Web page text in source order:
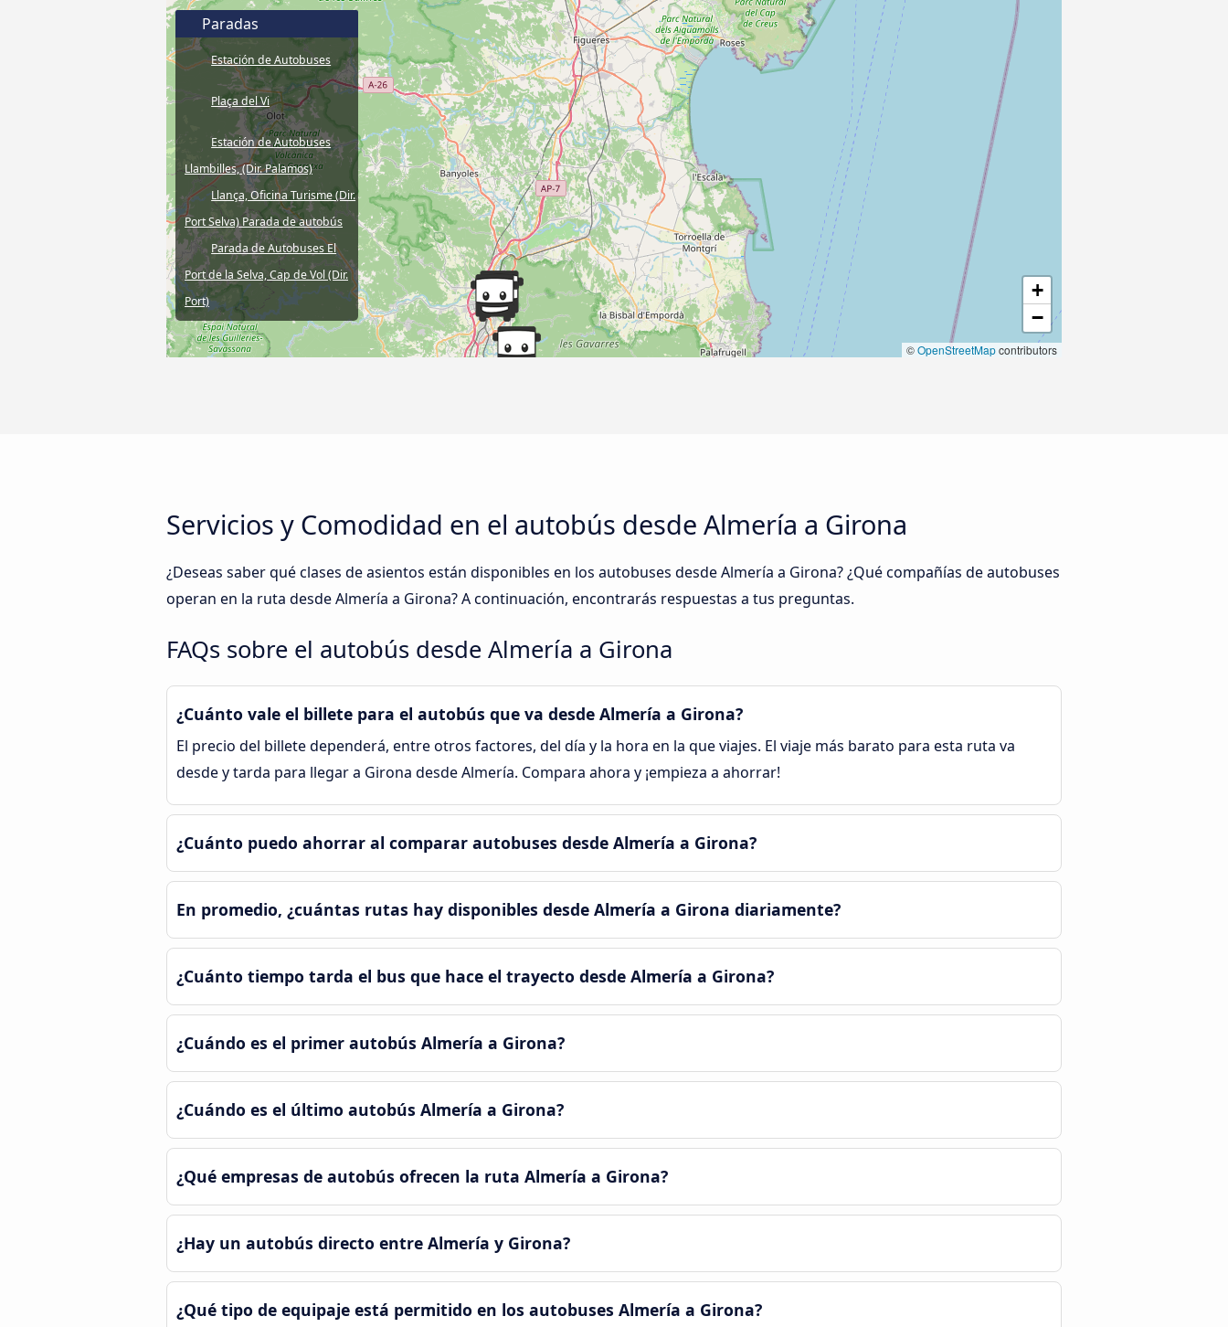
+
−
©OpenStreetMapcontributors
Paradas
Estación de Autobuses
Plaça del Vi
Estación de Autobuses
Llambilles, (Dir. Palamos)
Llança, Oficina Turisme (Dir.
Port Selva) Parada de autobús
Parada de Autobuses El
Port de la Selva, Cap de Vol (Dir.
Port)
Servicios y Comodidad en el autobús desde Almería a Girona
¿Deseas saber qué clases de asientos están disponibles en los autobuses desde Almería a Girona? ¿Qué compañías de autobuses
operan en la ruta desde Almería a Girona? A continuación, encontrarás respuestas a tus preguntas.
FAQs sobre el autobús desde Almería a Girona
¿Cuánto vale el billete para el autobús que va desde Almería a Girona?
El precio del billete dependerá, entre otros factores, del día y la hora en la que viajes. El viaje más barato para esta ruta va
desde y tarda para llegar a Girona desde Almería. Compara ahora y ¡empieza a ahorrar!
¿Cuánto puedo ahorrar al comparar autobuses desde Almería a Girona?
En promedio, ¿cuántas rutas hay disponibles desde Almería a Girona diariamente?
¿Cuánto tiempo tarda el bus que hace el trayecto desde Almería a Girona?
¿Cuándo es el primer autobús Almería a Girona?
¿Cuándo es el último autobús Almería a Girona?
¿Qué empresas de autobús ofrecen la ruta Almería a Girona?
¿Hay un autobús directo entre Almería y Girona?
¿Qué tipo de equipaje está permitido en los autobuses Almería a Girona?